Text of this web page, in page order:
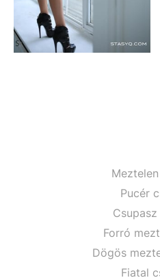
Pucér
Forró
Dögös
Fiatal